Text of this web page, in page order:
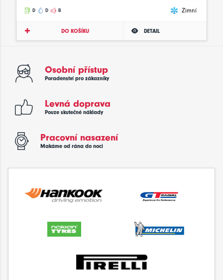
D D B Zimní
DO KOŠÍKU DETAIL
Osobní přístup
Poradenství pro zákazníky
Levná doprava
Pouze skutečné náklady
Pracovní nasazení
Makáme od rána do noci